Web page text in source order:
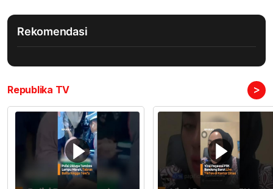
Rekomendasi
Republika TV >